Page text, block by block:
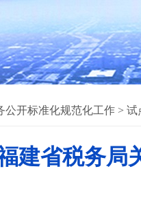
公开标准化规范化工作 > 试
建省税务局